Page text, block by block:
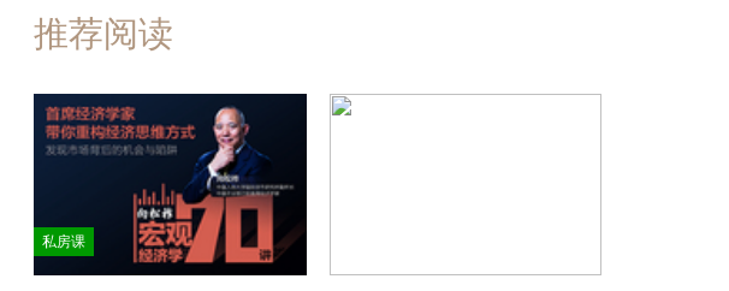
推荐阅读
私房课